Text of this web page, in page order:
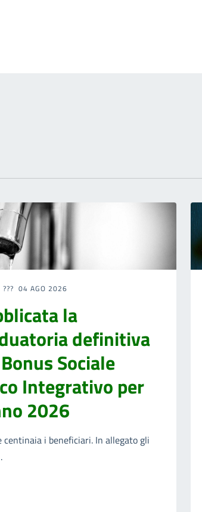
04 AGO 2026
la
definitiva
Sociale
Integrativo per
2026
centinaia i beneficiari. In allegato gli